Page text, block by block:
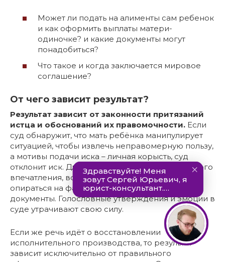
Может ли подать на алименты сам ребенок
и как оформить выплаты матери-
одиночке? и какие документы могут
понадобиться?
Что такое и когда заключается мировое
соглашение?
От чего зависит результат?
Результат зависит от законности притязаний
истца и обоснований их правомочности. Если
суд обнаружит, что мать ребёнка манипулирует
ситуацией, чтобы извлечь неправомерную пользу,
а мотивы подачи иска – личная корысть, суд
отклонит иск. Для того чтобы не сложилось такого
впечатления, всё изложенное в иске должно
опираться на факты и подтверждающие их
документы. Голословные утверждения и эмоции в
суде утрачивают свою силу.
Если же речь идёт о восстановлении
исполнительного производства, то результат
зависит исключительно от правильного